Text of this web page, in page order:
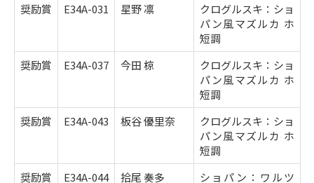
奨励賞
E34A-031 星野 凛
クログルスキ：ショ
パン風マズルカ ホ
短調
奨励賞
E34A-037 今田 椋
クログルスキ：ショ
パン風マズルカ ホ
短調
奨励賞
E34A-043 板谷 優里奈
クログルスキ：ショ
パン風マズルカ ホ
短調
奨励賞
E34A-044 拾尾 奏多 ショパン：ワルツ